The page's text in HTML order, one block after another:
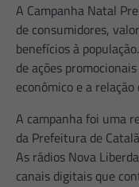
A Campanha Natal
de consumidores,
benefícios à
de ações
econômico e a
A campanha foi uma
da Prefeitura de
As rádios Nova
canais digitais que